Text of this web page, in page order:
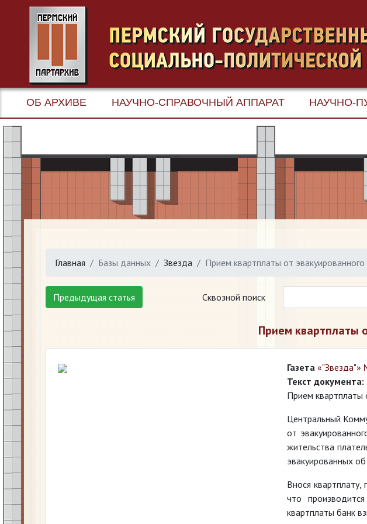
ОБ АРХИВЕ НАУЧНО-СПРАВОЧНЫЙ АППАРАТ НАУЧНО-
Главная Базы данных Звезда Прием квартплаты от эвакуированного
Предыдущая статья Сквозной поиск
Прием квартплаты
Газета «"Звезда"»
Текст документа:
Прием квартплаты
Центральный
от
жительства
эвакуированных
Внося
что
квартплаты банк